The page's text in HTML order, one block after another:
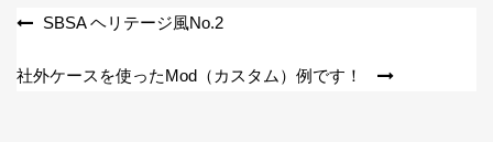
o
k
投
ナ
SBSA ヘリテージ風No.2
社外ケースを使ったMod（カスタム）例です！